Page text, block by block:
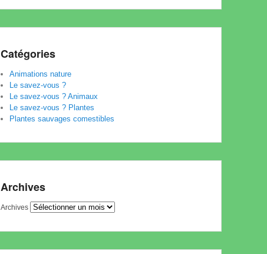
Catégories
Animations nature
Le savez-vous ?
Le savez-vous ? Animaux
Le savez-vous ? Plantes
Plantes sauvages comestibles
Archives
Archives